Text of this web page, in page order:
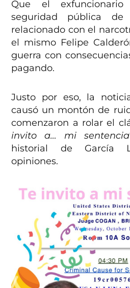
Que el
seguridad pública de
relacionado con el
el mismo Felipe
guerra con
pagando.
Justo por eso, la
causó un montón de
comenzaron a rolar el
invito a… mi sentencia
historial de García
opiniones.